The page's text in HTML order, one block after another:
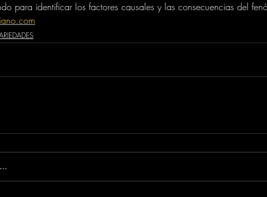
para identificar los factores causales y las consecuencias del